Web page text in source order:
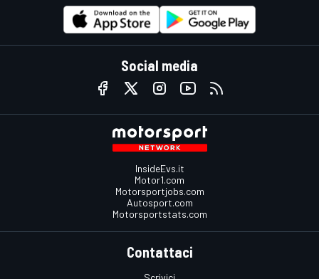
Social media
InsideEvs.it
Motor1.com
Motorsportjobs.com
Autosport.com
Motorsportstats.com
Contattaci